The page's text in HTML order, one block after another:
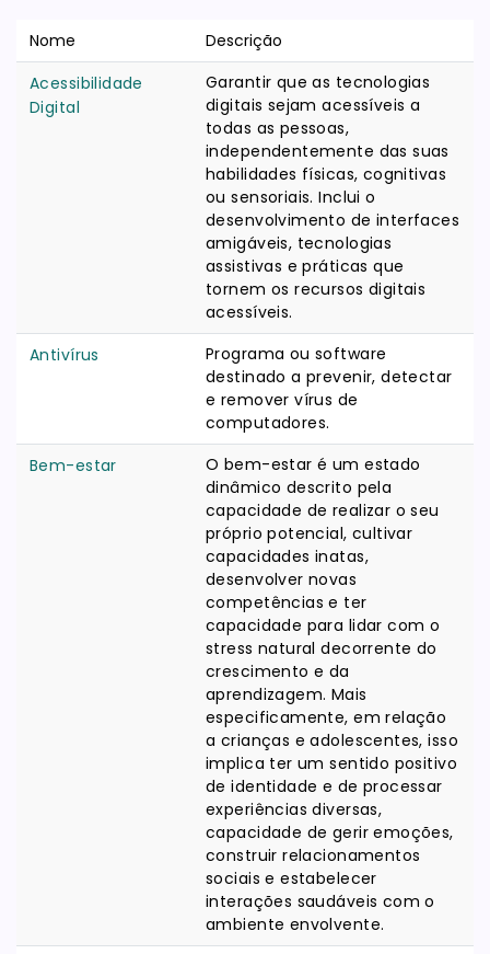
Nome
Descrição
Acessibilidade
Digital
Garantir que as tecnologias
digitais sejam acessíveis a
todas as pessoas,
independentemente das suas
habilidades físicas, cognitivas
ou sensoriais. Inclui o
desenvolvimento de interfaces
amigáveis, tecnologias
assistivas e práticas que
tornem os recursos digitais
acessíveis.
Antivírus
Programa ou software
destinado a prevenir, detectar
e remover vírus de
computadores.
Bem-estar
O bem-estar é um estado
dinâmico descrito pela
capacidade de realizar o seu
próprio potencial, cultivar
capacidades inatas,
desenvolver novas
competências e ter
capacidade para lidar com o
stress natural decorrente do
crescimento e da
aprendizagem. Mais
especificamente, em relação
a crianças e adolescentes, isso
implica ter um sentido positivo
de identidade e de processar
experiências diversas,
capacidade de gerir emoções,
construir relacionamentos
sociais e estabelecer
interações saudáveis com o
ambiente envolvente.